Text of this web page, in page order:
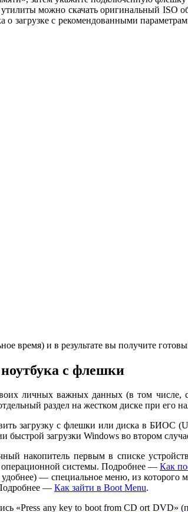
можно скачать оригинальный ISO
о загрузке с рекомендованными
время) и в результате вы получите
с флешки
личных важных данных (в том
раздел на жестком диске при его
загрузку с флешки или диска в БИОС
быстрой загрузки Windows во втором
накопитель первым в списке
операционной системы. Подробнее — Как
— специальное меню, из которого
— Как зайти в Boot Menu.
«Press any key to boot from CD ort